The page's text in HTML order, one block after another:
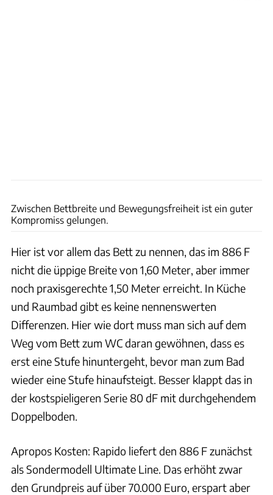
Zwischen Bettbreite und Bewegungsfreiheit ist ein guter
Kompromiss gelungen.
Hier ist vor allem das Bett zu nennen, das im 886 F
nicht die üppige Breite von 1,60 Meter, aber immer
noch praxisgerechte 1,50 Meter erreicht. In Küche
und Raumbad gibt es keine nennenswerten
Differenzen. Hier wie dort muss man sich auf dem
Weg vom Bett zum WC daran gewöhnen, dass es
erst eine Stufe hinuntergeht, bevor man zum Bad
wieder eine Stufe hinaufsteigt. Besser klappt das in
der kostspieligeren Serie 80 dF mit durchgehendem
Doppelboden.
Apropos Kosten: Rapido liefert den 886 F zunächst
als Sondermodell Ultimate Line. Das erhöht zwar
den Grundpreis auf über 70.000 Euro, erspart aber